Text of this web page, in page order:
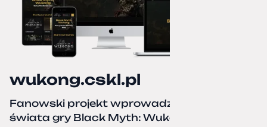
wukong.cskl.pl
Fanowski projekt wprowadzający do
świata gry Black Myth: Wukong